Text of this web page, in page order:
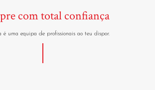
com total confiança
é uma equipa de profissionais ao teu dispor.